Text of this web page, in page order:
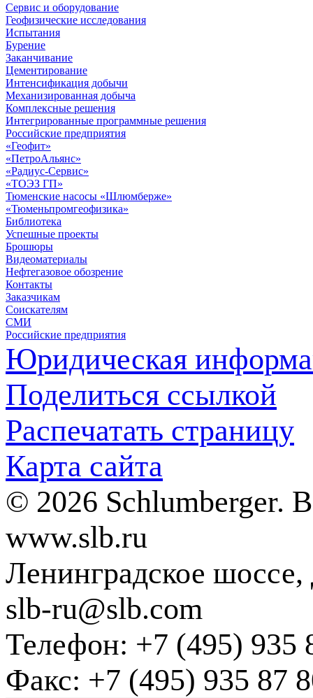
Сервис и оборудование
Геофизические исследования
Испытания
Бурение
Заканчивание
Цементирование
Интенсификация добычи
Механизированная добыча
Комплексные решения
Интегрированные программные решения
Российские предприятия
«Геофит»
«ПетроАльянс»
«Радиус-Сервис»
«ТОЭЗ ГП»
Тюменские насосы «Шлюмберже»
«Тюменьпромгеофизика»
Библиотека
Успешные проекты
Брошюры
Видеоматериалы
Нефтегазовое обозрение
Контакты
Заказчикам
Соискателям
СМИ
Российские предприятия
Юридическая
Поделиться ссылкой
Распечатать страницу
Карта сайта
© 2026 Schlumberger.
www.slb.ru
Ленинградское
slb-ru@slb.com
Телефон: +7 (495) 935
Факс: +7 (495) 935 87